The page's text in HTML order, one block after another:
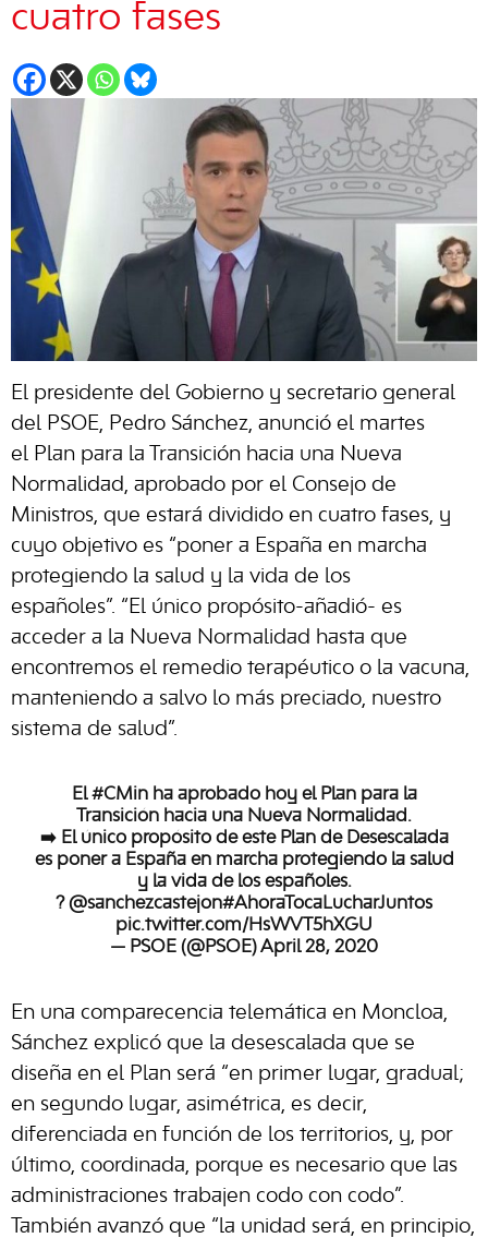
cuatro fases
El presidente del Gobierno y secretario general
del PSOE, Pedro Sánchez, anunció el martes
el Plan para la Transición hacia una Nueva
Normalidad, aprobado por el Consejo de
Ministros, que estará dividido en cuatro fases, y
cuyo objetivo es “poner a España en marcha
protegiendo la salud y la vida de los
españoles”. “El único propósito-añadió- es
acceder a la Nueva Normalidad hasta que
encontremos el remedio terapéutico o la vacuna,
manteniendo a salvo lo más preciado, nuestro
sistema de salud”.
El#CMinha aprobado hoy el Plan para la
Transición hacia una Nueva Normalidad.
➡️ El único propósito de este Plan de Desescalada
es poner a España en marcha protegiendo la salud
y la vida de los españoles.
?️@sanchezcastejon#AhoraTocaLucharJuntos
pic.twitter.com/HsWVT5hXGU
— PSOE (@PSOE)April 28, 2020
En una comparecencia telemática en Moncloa,
Sánchez explicó que la desescalada que se
diseña en el Plan será “en primer lugar, gradual;
en segundo lugar, asimétrica, es decir,
diferenciada en función de los territorios, y, por
último, coordinada, porque es necesario que las
administraciones trabajen codo con codo”.
También avanzó que “la unidad será, en principio,